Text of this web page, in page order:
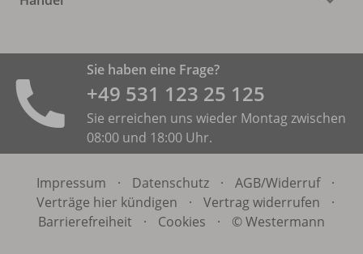
Sie haben eine Frage?
+49 531 ­123 25 125
Sie erreichen uns wieder Montag zwischen
08:00 und 18:00 Uhr.
Impressum · Datenschutz · AGB/Widerruf
·
Verträge hier kündigen
· Vertrag widerrufen
·
Barrierefreiheit
· Cookies · © Westermann